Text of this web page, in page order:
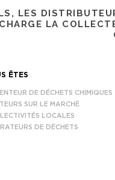
LES
LA
ÊTES
DE DÉCHETS CHIMIQUES
SUR LE MARCHÉ
LOCALES
DE DÉCHETS